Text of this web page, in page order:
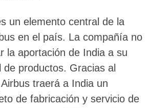
un elemento central de la
en el país. La compañía no
la aportación de India a su
productos. Gracias al
traerá a India un
de fabricación y servicio de